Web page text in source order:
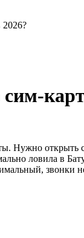
2026?
Нужно
ловила в
звонки